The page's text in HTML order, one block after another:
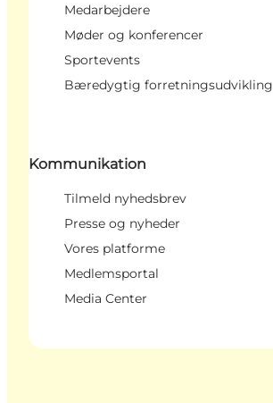
Medarbejdere
Møder og konferencer
Sportevents
Bæredygtig forretningsudvikling
Kommunikation
Tilmeld nyhedsbrev
Presse og nyheder
Vores platforme
Medlemsportal
Media Center